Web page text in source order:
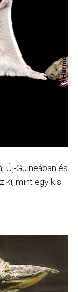
Új-Guineában és
ki, mint egy kis